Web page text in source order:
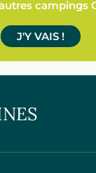
campings
J'Y VAIS !